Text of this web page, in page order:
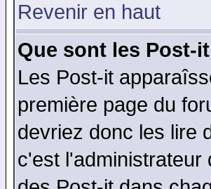
Revenir en haut
Que sont les Post-
Les Post-it
première page du
devriez donc les lire
c'est l'administrateur